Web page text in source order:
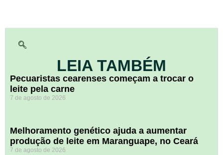
LEIA TAMBÉM
Pecuaristas cearenses começam a trocar o
leite pela carne
7 de agosto de 2026
Melhoramento genético ajuda a aumentar
produção de leite em Maranguape, no Ceará
7 de agosto de 2026